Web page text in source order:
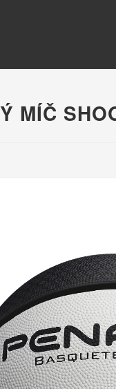
MÍČ